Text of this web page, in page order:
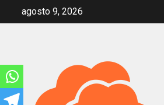
agosto 9, 2026